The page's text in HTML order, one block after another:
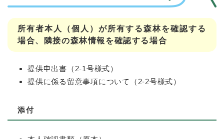
所有者本人（個人）が所有する森林を確認する
場合、隣接の森林情報を確認する場合
提供申出書（2-1号様式）
提供に係る留意事項について（2-2号様式）
添付